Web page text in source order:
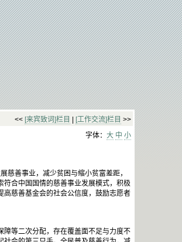
<< [来宾致词]栏目 [工作交流]栏目 >>
字体： 大 中 小
慈善事业，减少贫困与缩小贫富差距，
合中国国情的慈善事业发展模式，积极
慈善基金会的社会公信度，鼓励志愿者
等二次分配，存在覆盖面不足与力度不